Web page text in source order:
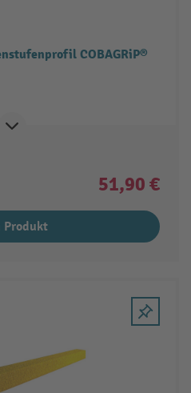
COBAGRiP®
51,90 €
Produkt